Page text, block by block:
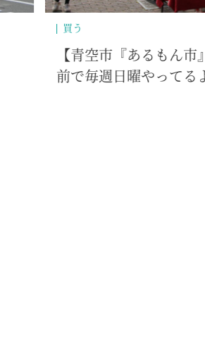
温泉
河鹿の湯 （共同温泉）